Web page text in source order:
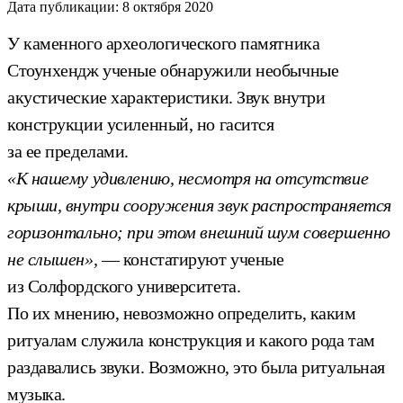
Дата публикации: 8 октября 2020
У каменного археологического памятника
Стоунхендж ученые обнаружили необычные
акустические характеристики. Звук внутри
конструкции усиленный, но гасится
за ее пределами.
«К нашему удивлению, несмотря на отсутствие
крыши, внутри сооружения звук распространяется
горизонтально; при этом внешний шум совершенно
не слышен»,— констатируют ученые
из Солфордского университета.
По их мнению, невозможно определить, каким
ритуалам служила конструкция и какого рода там
раздавались звуки. Возможно, это была ритуальная
музыка.